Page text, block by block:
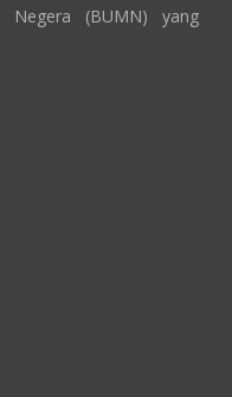
Negera (BUMN) yang